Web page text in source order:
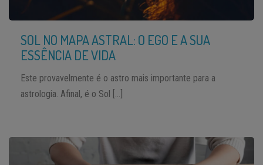
SOL NO MAPA ASTRAL: O EGO E A SUA
ESSÊNCIA DE VIDA
Este provavelmente é o astro mais importante para a
astrologia. Afinal, é o Sol […]